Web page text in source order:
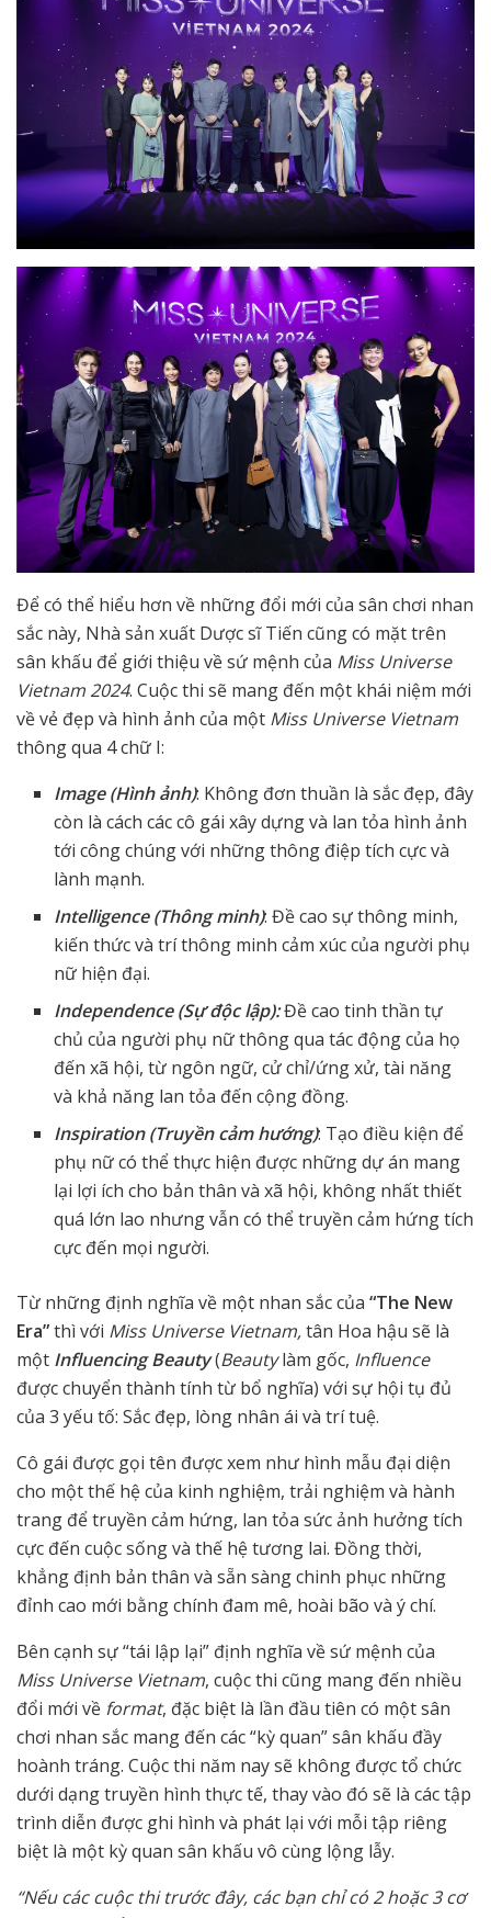
Để có thể hiểu hơn về những đổi mới của sân chơi nhan
sắc này, Nhà sản xuất Dược sĩ Tiến cũng có mặt trên
sân khấu để giới thiệu về sứ mệnh của Miss Universe
Vietnam 2024. Cuộc thi sẽ mang đến một khái niệm mới
về vẻ đẹp và hình ảnh của một Miss Universe Vietnam
thông qua 4 chữ I:
Image (Hình ảnh): Không đơn thuần là sắc đẹp, đây
còn là cách các cô gái xây dựng và lan tỏa hình ảnh
tới công chúng với những thông điệp tích cực và
lành mạnh.
Intelligence (Thông minh): Đề cao sự thông minh,
kiến thức và trí thông minh cảm xúc của người phụ
nữ hiện đại.
Independence (Sự độc lập):Đề cao tinh thần tự
chủ của người phụ nữ thông qua tác động của họ
đến xã hội, từ ngôn ngữ, cử chỉ/ứng xử, tài năng
và khả năng lan tỏa đến cộng đồng.
Inspiration (Truyền cảm hướng): Tạo điều kiện để
phụ nữ có thể thực hiện được những dự án mang
lại lợi ích cho bản thân và xã hội, không nhất thiết
quá lớn lao nhưng vẫn có thể truyền cảm hứng tích
cực đến mọi người.
Từ những định nghĩa về một nhan sắc của “The New
Era”thì với Miss Universe Vietnam,tân Hoa hậu sẽ là
một Influencing Beauty(Beautylàm gốc, Influence
được chuyển thành tính từ bổ nghĩa) với sự hội tụ đủ
của 3 yếu tố: Sắc đẹp, lòng nhân ái và trí tuệ.
Cô gái được gọi tên được xem như hình mẫu đại diện
cho một thế hệ của kinh nghiệm, trải nghiệm và hành
trang để truyền cảm hứng, lan tỏa sức ảnh hưởng tích
cực đến cuộc sống và thế hệ tương lai. Đồng thời,
khẳng định bản thân và sẵn sàng chinh phục những
đỉnh cao mới bằng chính đam mê, hoài bão và ý chí.
Bên cạnh sự “tái lập lại” định nghĩa về sứ mệnh của
Miss Universe Vietnam, cuộc thi cũng mang đến nhiều
đổi mới về format, đặc biệt là lần đầu tiên có một sân
chơi nhan sắc mang đến các “kỳ quan” sân khấu đầy
hoành tráng. Cuộc thi năm nay sẽ không được tổ chức
dưới dạng truyền hình thực tế, thay vào đó sẽ là các tập
trình diễn được ghi hình và phát lại với mỗi tập riêng
biệt là một kỳ quan sân khấu vô cùng lộng lẫy.
“Nếu các cuộc thi trước đây, các bạn chỉ có 2 hoặc 3 cơ